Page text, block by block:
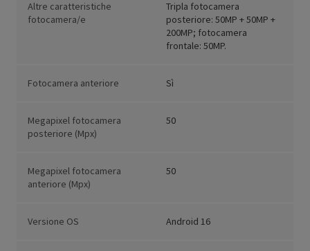
Altre caratteristiche
fotocamera/e
Tripla fotocamera
posteriore: 50MP + 50MP +
200MP; fotocamera
frontale: 50MP.
Fotocamera anteriore Sì
Megapixel fotocamera
posteriore (Mpx)
50
Megapixel fotocamera
anteriore (Mpx)
50
Versione OS Android 16